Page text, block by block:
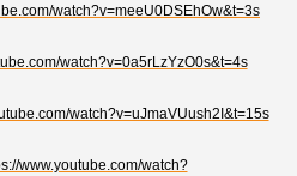
watch?v=meeU0DSEhOw&t=3s
watch?v=0a5rLzYzO0s&t=4s
watch?v=uJmaVUush2I&t=15s
www.youtube.com/watch?